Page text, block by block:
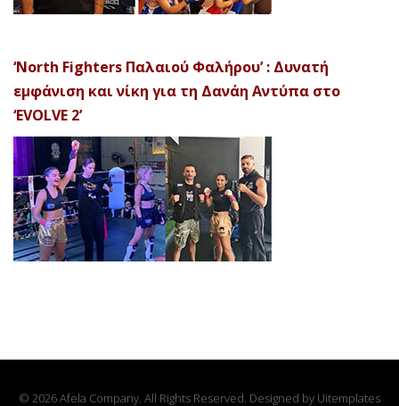
‘North Fighters Παλαιού Φαλήρου’ : Δυνατή
εμφάνιση και νίκη για τη Δανάη Αντύπα στο
‘EVOLVE 2’
© 2026 Afela Company. All Rights Reserved. Designed by Uitemplates